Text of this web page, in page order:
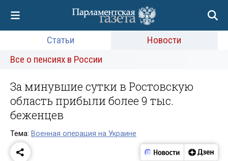
Статьи
Новости
Все о пенсиях в России
За минувшие сутки в Ростовскую
область прибыли более 9 тыс.
беженцев
Тема: Военная операция на Украине